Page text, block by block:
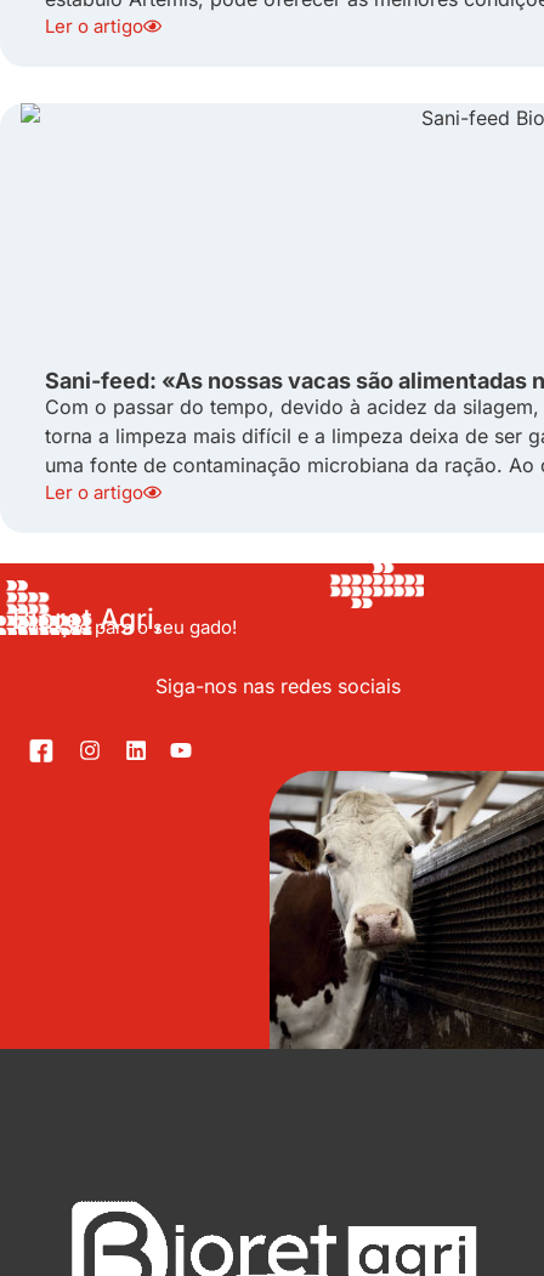
Ler o artigo
Sani-feed: «As nossas vacas são alimentadas
Com o passar do tempo, devido à acidez da
torna a limpeza mais difícil e a limpeza deixa de ser
uma fonte de contaminação microbiana da ração. Ao
Ler o artigo
Bioret Agri,
Inovação para o seu gado!
Siga-nos nas redes sociais